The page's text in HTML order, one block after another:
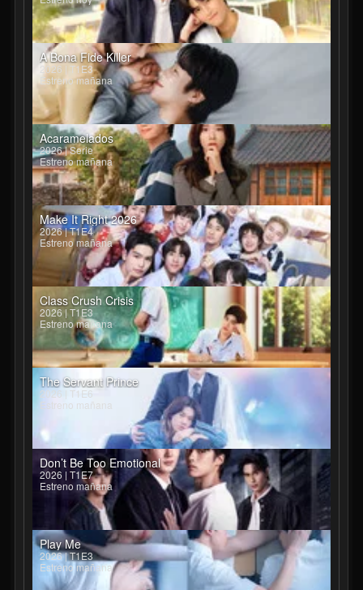
A Bona Fide Killer
2026 | T1E3
Estreno mañana
Acaramelados
2026 | Serie
Estreno mañana
Make It Right 2026
2026 | T1E4
Estreno mañana
Class Crush Crisis
2026 | T1E3
Estreno mañana
The Servant Prince
2026 | T1E6
Estreno mañana
Don’t Be Too Emotional
2026 | T1E7
Estreno mañana
Play Me
2026 | T1E3
Estreno mañana